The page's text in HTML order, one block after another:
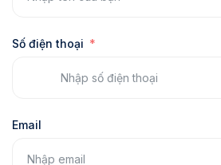
Số điện thoại
Email